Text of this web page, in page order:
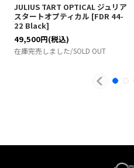
JULIUS TART OPTICAL ジュリア
スタートオプティカル [FDR 44-
22 Black]
49,500円(税込)
在庫完売しました/SOLD OUT